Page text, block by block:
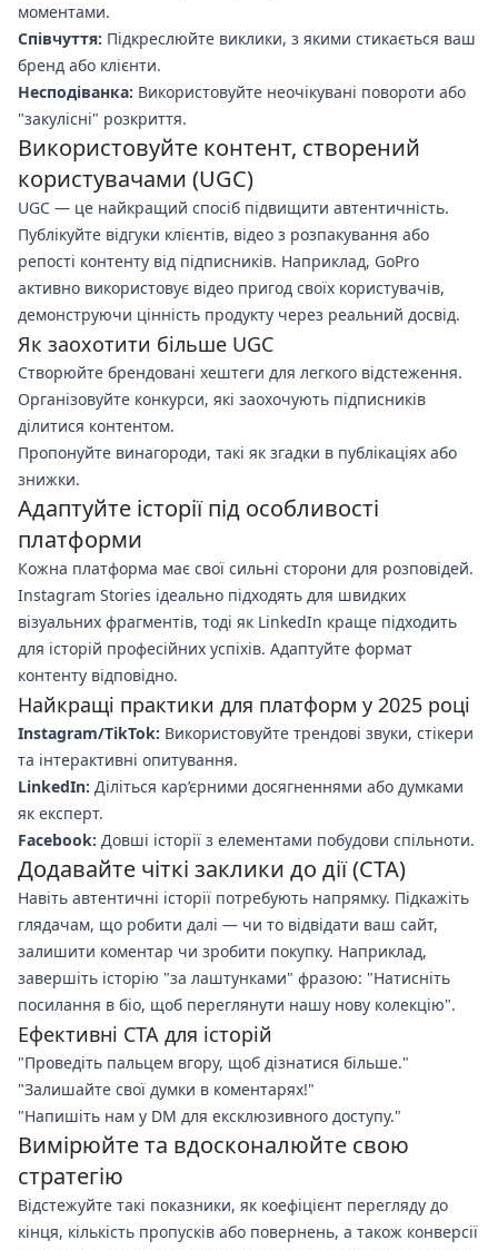
моментами.
Співчуття: Підкреслюйте виклики, з якими стикається ваш
бренд або клієнти.
Несподіванка: Використовуйте неочікувані повороти або
"закулісні" розкриття.
Використовуйте контент, створений
користувачами (UGC)
UGC — це найкращий спосіб підвищити автентичність.
Публікуйте відгуки клієнтів, відео з розпакування або
репості контенту від підписників. Наприклад, GoPro
активно використовує відео пригод своїх користувачів,
демонструючи цінність продукту через реальний досвід.
Як заохотити більше UGC
Створюйте брендовані хештеги для легкого відстеження.
Організовуйте конкурси, які заохочують підписників
ділитися контентом.
Пропонуйте винагороди, такі як згадки в публікаціях або
знижки.
Адаптуйте історії під особливості
платформи
Кожна платформа має свої сильні сторони для розповідей.
Instagram Stories ідеально підходять для швидких
візуальних фрагментів, тоді як LinkedIn краще підходить
для історій професійних успіхів. Адаптуйте формат
контенту відповідно.
Найкращі практики для платформ у 2025 році
Instagram/TikTok: Використовуйте трендові звуки, стікери
та інтерактивні опитування.
LinkedIn: Діліться кар’єрними досягненнями або думками
як експерт.
Facebook: Довші історії з елементами побудови спільноти.
Додавайте чіткі заклики до дії (CTA)
Навіть автентичні історії потребують напрямку. Підкажіть
глядачам, що робити далі — чи то відвідати ваш сайт,
залишити коментар чи зробити покупку. Наприклад,
завершіть історію "за лаштунками" фразою: "Натисніть
посилання в біо, щоб переглянути нашу нову колекцію".
Ефективні CTA для історій
"Проведіть пальцем вгору, щоб дізнатися більше."
"Залишайте свої думки в коментарях!"
"Напишіть нам у DM для ексклюзивного доступу."
Вимірюйте та вдосконалюйте свою
стратегію
Відстежуйте такі показники, як коефіцієнт перегляду до
кінця, кількість пропусків або повернень, а також конверсії